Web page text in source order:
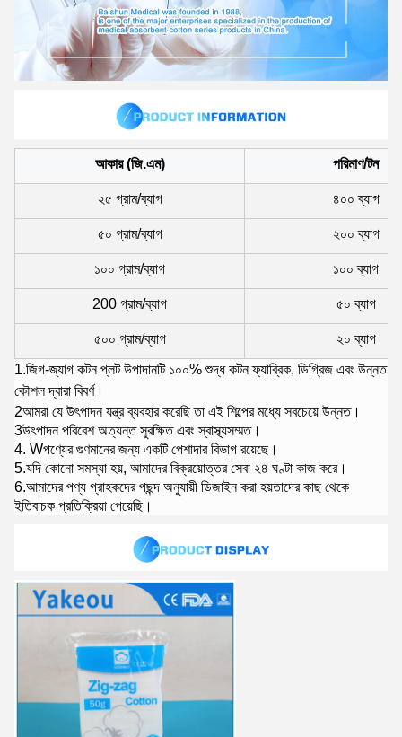
আকার (জি.এম) পরিমাণ/টন
২৫ গ্রাম/ব্যাগ ৪০০ ব্যাগ
৫০ গ্রাম/ব্যাগ ২০০ ব্যাগ
১০০ গ্রাম/ব্যাগ ১০০ ব্যাগ
200 গ্রাম/ব্যাগ ৫০ ব্যাগ
৫০০ গ্রাম/ব্যাগ
২০ ব্যাগ
1.জিগ-জ্যাগ কটন প্লট উপাদানটি ১০০% শুদ্ধ কটন ফ্যাব্রিক, ডিগ্রিজ এবং উন্নত
কৌশল দ্বারা বিবর্ণ।
2আমরা যে উৎপাদন যন্ত্র ব্যবহার করেছি তা এই শিল্পের মধ্যে সবচেয়ে উন্নত।
3উৎপাদন পরিবেশ অত্যন্ত সুরক্ষিত এবং স্বাস্থ্যসম্মত।
4. Wপণ্যের গুণমানের জন্য একটি পেশাদার বিভাগ রয়েছে।
5.যদি কোনো সমস্যা হয়, আমাদের বিক্রয়োত্তর সেবা ২৪ ঘণ্টা কাজ করে।
6.আমাদের পণ্য গ্রাহকদের পছন্দ অনুযায়ী ডিজাইন করা হয়তাদের কাছ থেকে
ইতিবাচক প্রতিক্রিয়া পেয়েছি।